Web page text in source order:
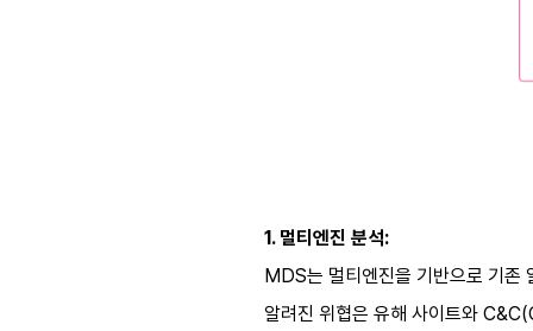
1. 멀티엔진 분석:
MDS는 멀티엔진을 기반으로 기존
알려진 위협은 유해 사이트와